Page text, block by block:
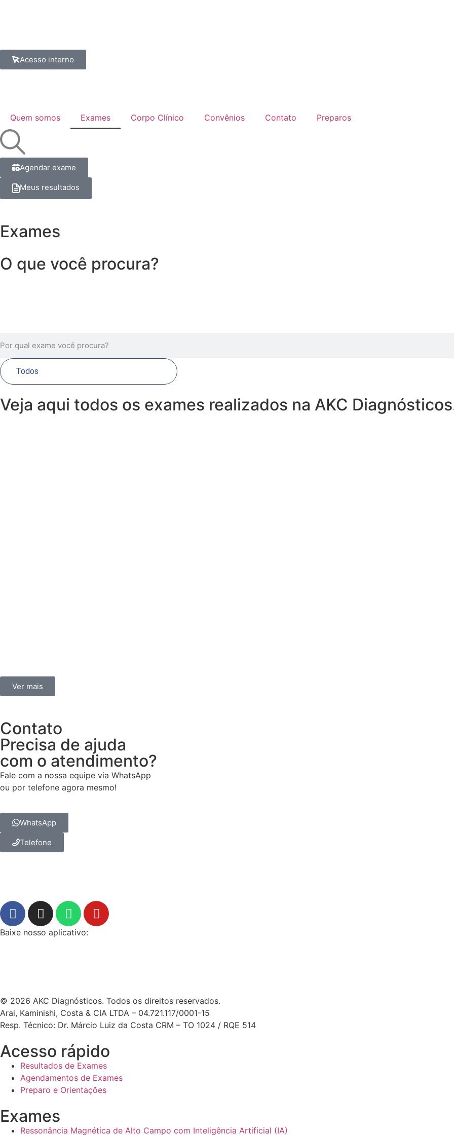
Acesso interno
Quem somos Exames Corpo Clínico Convênios Contato Preparos
Agendar exame
Meus resultados
Exames
O que você procura?
Veja aqui todos os exames realizados na AKC
Ver mais
Contato
Precisa de ajuda
com o atendimento?
Fale com a nossa equipe via WhatsApp
ou por telefone agora mesmo!
WhatsApp
Telefone
Baixe nosso aplicativo:
© 2026 AKC Diagnósticos. Todos os direitos reservados.
Arai, Kaminishi, Costa & CIA LTDA – 04.721.117/0001-15
Resp. Técnico: Dr. Márcio Luiz da Costa CRM – TO 1024 / RQE 514
Acesso rápido
Resultados de Exames
Agendamentos de Exames
Preparo e Orientações
Exames
Ressonância Magnética de Alto Campo com Inteligência Artificial (IA)